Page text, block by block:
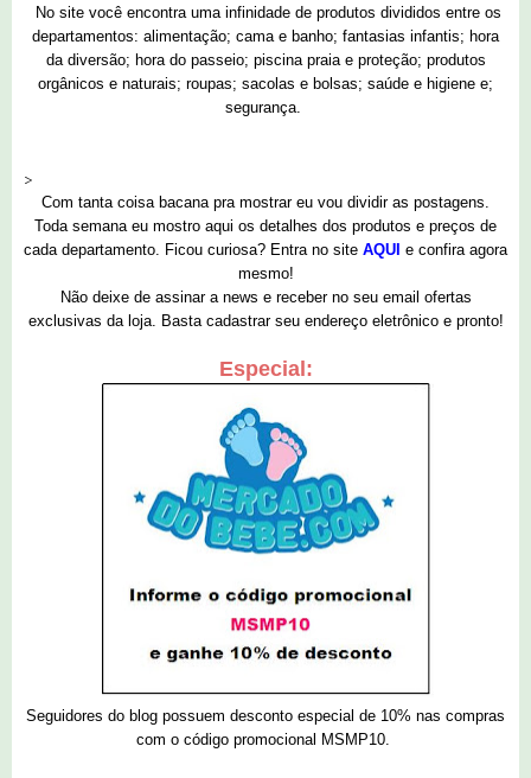
No site você encontra uma infinidade de produtos divididos entre os
departamentos: alimentação; cama e banho; fantasias infantis; hora
da diversão; hora do passeio; piscina praia e proteção; produtos
orgânicos e naturais; roupas; sacolas e bolsas; saúde e higiene e;
segurança.
>
Com tanta coisa bacana pra mostrar eu vou dividir as postagens.
Toda semana eu mostro aqui os detalhes dos produtos e preços de
cada departamento. Ficou curiosa? Entra no site AQUI e confira agora
mesmo!
Não deixe de assinar a news e receber no seu email ofertas
exclusivas da loja. Basta cadastrar seu endereço eletrônico e pronto!
Especial:
Seguidores do blog possuem desconto especial de 10% nas compras
com o código promocional MSMP10.